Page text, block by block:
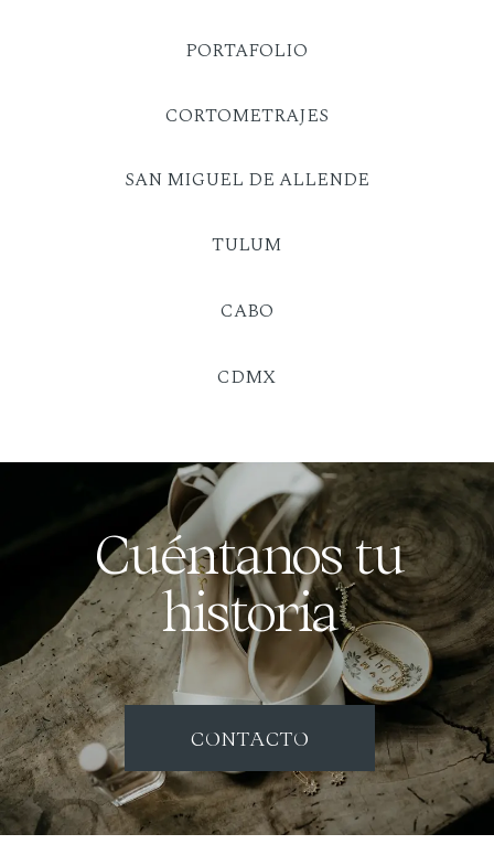
Cuéntanos tu
historia
SAN MIGUEL DE ALLENDE
TULUM
PORTAFOLIO
CABO
CONTACTO
CDMX
CORTOMETRAJES